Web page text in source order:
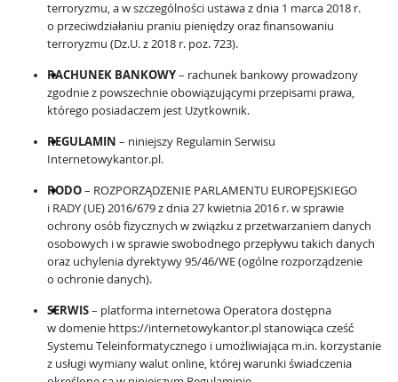
terroryzmu, a w szczególności ustawa z dnia 1 marca 2018 r.
o przeciwdziałaniu praniu pieniędzy oraz finansowaniu
terroryzmu (Dz.U. z 2018 r. poz. 723).
RACHUNEK BANKOWY– rachunek bankowy prowadzony
zgodnie z powszechnie obowiązującymi przepisami prawa,
którego posiadaczem jest Użytkownik.
REGULAMIN – niniejszy Regulamin Serwisu
Internetowykantor.pl.
RODO– ROZPORZĄDZENIE PARLAMENTU EUROPEJSKIEGO
i RADY (UE) 2016/679 z dnia 27 kwietnia 2016 r. w sprawie
ochrony osób fizycznych w związku z przetwarzaniem danych
osobowych i w sprawie swobodnego przepływu takich danych
oraz uchylenia dyrektywy 95/46/WE (ogólne rozporządzenie
o ochronie danych).
SERWIS– platforma internetowa Operatora dostępna
w domenie https://internetowykantor.pl stanowiąca cześć́
Systemu Teleinformatycznego i umożliwiająca m.in. korzystanie
z usługi wymiany walut online, której warunki świadczenia